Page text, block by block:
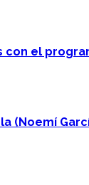
el
(Noemí